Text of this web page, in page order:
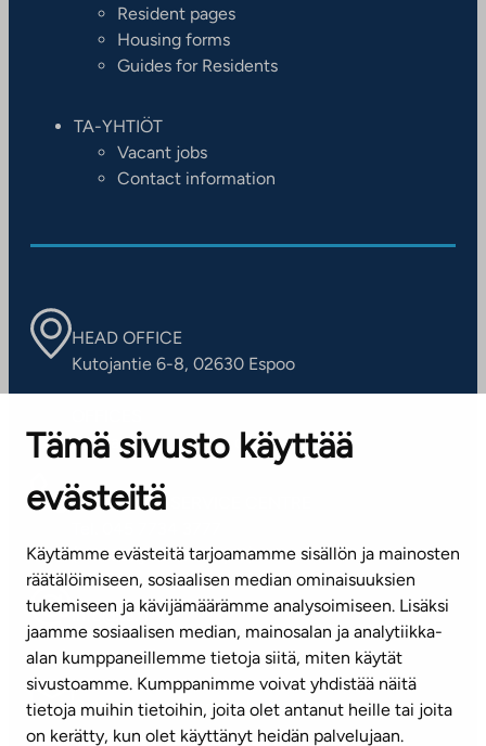
Tämä sivusto käyttää
evästeitä
Käytämme evästeitä tarjoamamme sisällön ja mainosten
räätälöimiseen, sosiaalisen median ominaisuuksien
tukemiseen ja kävijämäärämme analysoimiseen. Lisäksi
jaamme sosiaalisen median, mainosalan ja analytiikka-
alan kumppaneillemme tietoja siitä, miten käytät
sivustoamme. Kumppanimme voivat yhdistää näitä
tietoja muihin tietoihin, joita olet antanut heille tai joita
on kerätty, kun olet käyttänyt heidän palvelujaan.
Resident pages
Housing forms
Guides for Residents
TA-YHTIÖT
Vacant jobs
Contact information
HEAD OFFICE
Kutojantie 6-8, 02630 Espoo
Contact information of our offices
CUSTOMER SERVICE CENTRE
(weekdays 8 am–4 pm)
info@ta.fi
Subscribe to our newsletter!